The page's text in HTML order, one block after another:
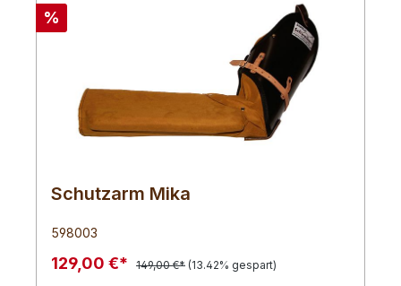
%
Schutzarm Mika
598003
129,00 €* 149,00 €* (13.42% gespart)